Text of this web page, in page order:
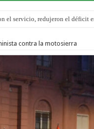
el servicio, redujeron el déficit
reconstrucción torácica en el
contra la motosierra